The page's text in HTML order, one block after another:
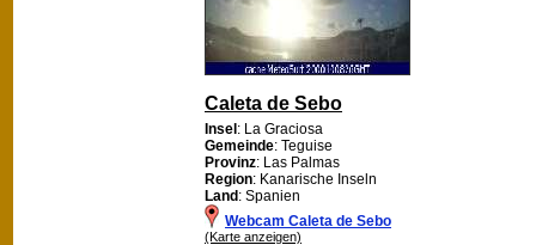
Caleta de Sebo
Insel: La Graciosa
Gemeinde: Teguise
Provinz: Las Palmas
Region: Kanarische Inseln
Land: Spanien
Webcam Caleta de Sebo
(Karte anzeigen)